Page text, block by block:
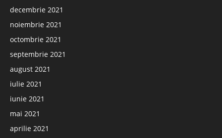
decembrie 2021
noiembrie 2021
octombrie 2021
septembrie 2021
august 2021
iulie 2021
iunie 2021
mai 2021
aprilie 2021